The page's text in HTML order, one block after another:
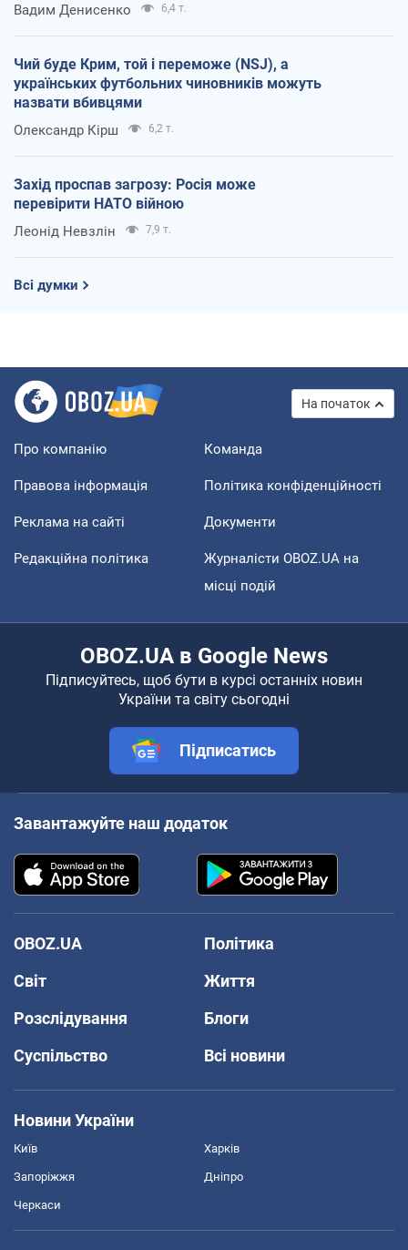
Вадим Денисенко 6,4 т.
Чий буде Крим, той і переможе (NSJ), а
українських футбольних чиновників можуть
назвати вбивцями
Олександр Кірш 6,2 т.
Захід проспав загрозу: Росія може
перевірити НАТО війною
Леонід Невзлін 7,9 т.
Всі думки
На початок
Про компанію Команда
Правова інформація Політика конфіденційності
Реклама на сайті Документи
Редакційна політика
Журналісти OBOZ.UA на
місці подій
OBOZ.UA в Google News
Підписуйтесь, щоб бути в курсі останніх новин
України та світу сьогодні
Підписатись
Завантажуйте наш додаток
OBOZ.UA
Політика
Світ
Життя
Розслідування
Блоги
Суспільство
Всі новини
Новини України
Київ Харків
Запоріжжя Дніпро
Черкаси